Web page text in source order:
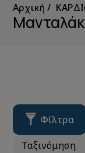
Αρχική
Φίλτρα
Ταξινόμηση